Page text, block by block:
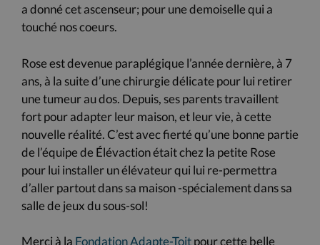
a donné cet ascenseur; pour une demoiselle qui a
touché nos coeurs.
Rose est devenue paraplégique l’année dernière, à 7
ans, à la suite d’une chirurgie délicate pour lui retirer
une tumeur au dos. Depuis, ses parents travaillent
fort pour adapter leur maison, et leur vie, à cette
nouvelle réalité. C’est avec fierté qu’une bonne partie
de l’équipe de Élévaction était chez la petite Rose
pour lui installer un élévateur qui lui re-permettra
d’aller partout dans sa maison -spécialement dans sa
salle de jeux du sous-sol!
Merci à la Fondation Adapte-Toitpour cette belle